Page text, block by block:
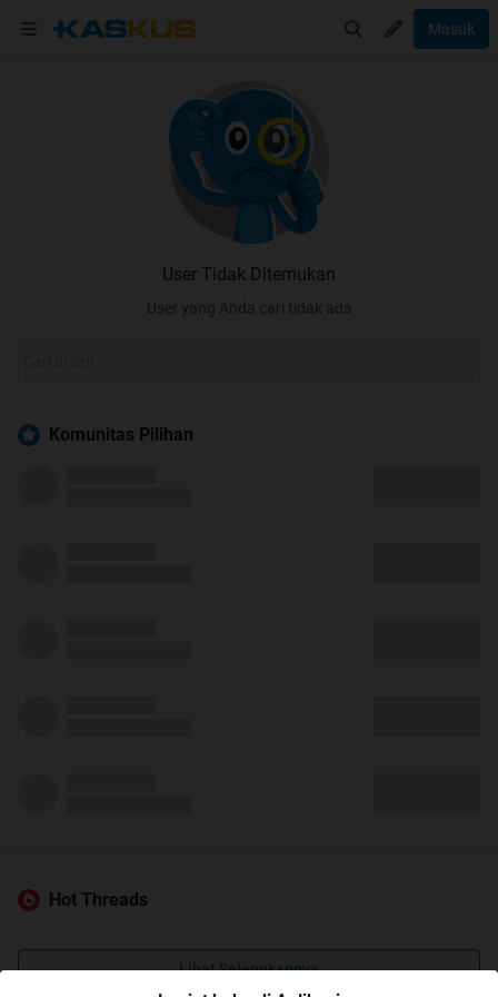
Masuk
User Tidak Ditemukan
User yang Anda cari tidak ada
Komunitas Pilihan
Hot Threads
Lihat Selengkapnya